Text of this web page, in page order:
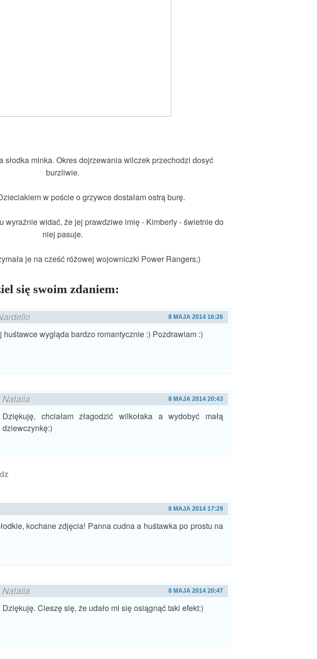
słodka minka. Okres dojrzewania wilczek przechodzi dosyć
burzliwie.
w poście o grzywce dostałam ostrą burę.
wyraźnie widać, że jej prawdziwe imię - Kimberly - świetnie do
niej pasuje.
je na cześć różowej wojowniczki Power Rangers;)
się swoim zdaniem:
8 MAJA 2014 16:26
huśtawce wygląda bardzo romantycznie :) Pozdrawiam :)
Natalia 8 MAJA 2014 20:43
Dziękuję, chciałam złagodzić wilkołaka a wydobyć małą
dziewczynkę:)
8 MAJA 2014 17:29
kochane zdjęcia! Panna cudna a huśtawka po prostu na
Natalia 8 MAJA 2014 20:47
Dziękuję. Cieszę się, że udało mi się osiągnąć taki efekt:)